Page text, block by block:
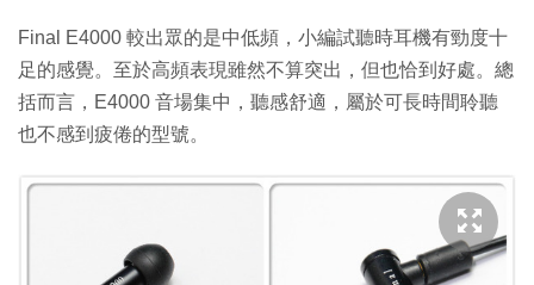
Final E4000 較出眾的是中低頻，小編試聽時耳機有勁度十
足的感覺。至於高頻表現雖然不算突出，但也恰到好處。總
括而言，E4000 音場集中，聽感舒適，屬於可長時間聆聽
也不感到疲倦的型號。